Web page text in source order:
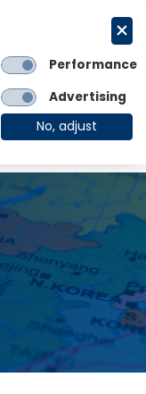
Client Login
Performance
Advertising
No, adjust